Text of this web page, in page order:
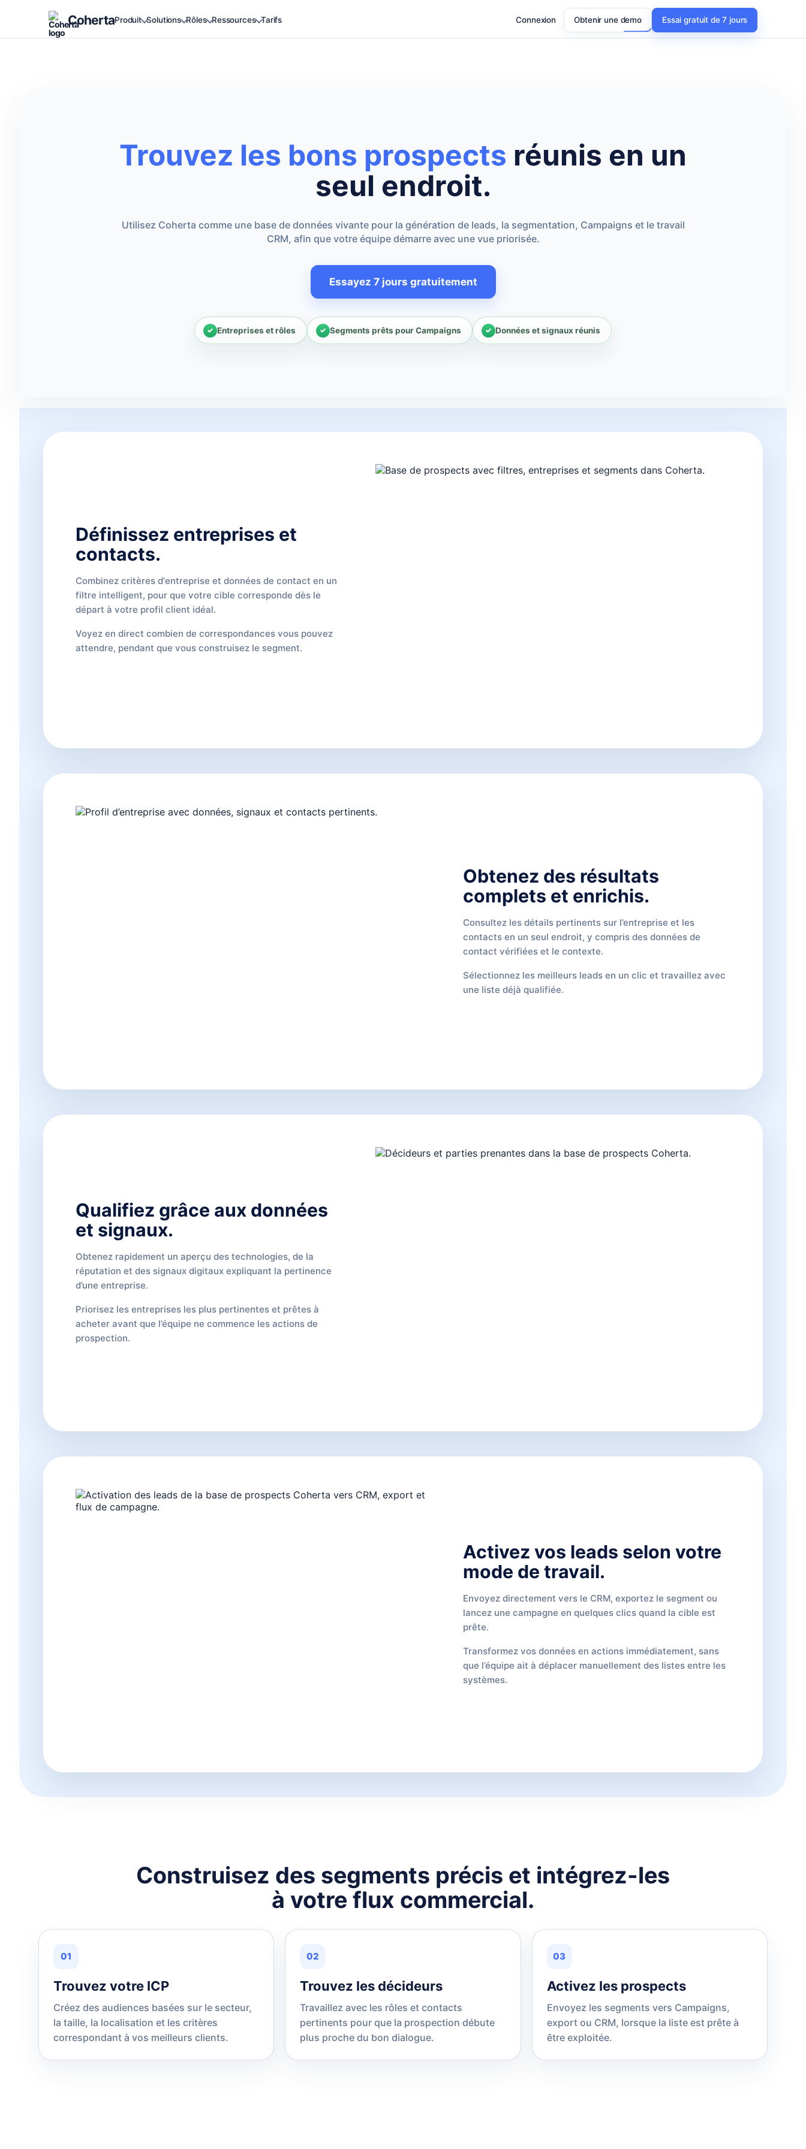
CohertaProduit Solutions Rôles Ressources Tarifs Connexion Obtenir une demo Essai gratuit de 7 jours
Trouvez les bons prospects réunis en un
seul endroit.
Utilisez Coherta comme une base de données vivante pour la génération de leads, la segmentation, Campaigns et le travail
CRM, afin que votre équipe démarre avec une vue priorisée.
Essayez 7 jours gratuitement
Entreprises et rôles Segments prêts pour Campaigns Données et signaux réunis
Définissez entreprises et
contacts.
Combinez critères d'entreprise et données de contact en un
filtre intelligent, pour que votre cible corresponde dès le
départ à votre profil client idéal.
Voyez en direct combien de correspondances vous pouvez
attendre, pendant que vous construisez le segment.
Obtenez des résultats
complets et enrichis.
Consultez les détails pertinents sur l’entreprise et les
contacts en un seul endroit, y compris des données de
contact vérifiées et le contexte.
Sélectionnez les meilleurs leads en un clic et travaillez avec
une liste déjà qualifiée.
Qualifiez grâce aux données
et signaux.
Obtenez rapidement un aperçu des technologies, de la
réputation et des signaux digitaux expliquant la pertinence
d’une entreprise.
Priorisez les entreprises les plus pertinentes et prêtes à
acheter avant que l’équipe ne commence les actions de
prospection.
Activez vos leads selon votre
mode de travail.
Envoyez directement vers le CRM, exportez le segment ou
lancez une campagne en quelques clics quand la cible est
prête.
Transformez vos données en actions immédiatement, sans
que l’équipe ait à déplacer manuellement des listes entre les
systèmes.
Construisez des segments précis et intégrez-les
à votre flux commercial.
01
Trouvez votre ICP
Créez des audiences basées sur le secteur,
la taille, la localisation et les critères
correspondant à vos meilleurs clients.
02
Trouvez les décideurs
Travaillez avec les rôles et contacts
pertinents pour que la prospection débute
plus proche du bon dialogue.
03
Activez les prospects
Envoyez les segments vers Campaigns,
export ou CRM, lorsque la liste est prête à
être exploitée.